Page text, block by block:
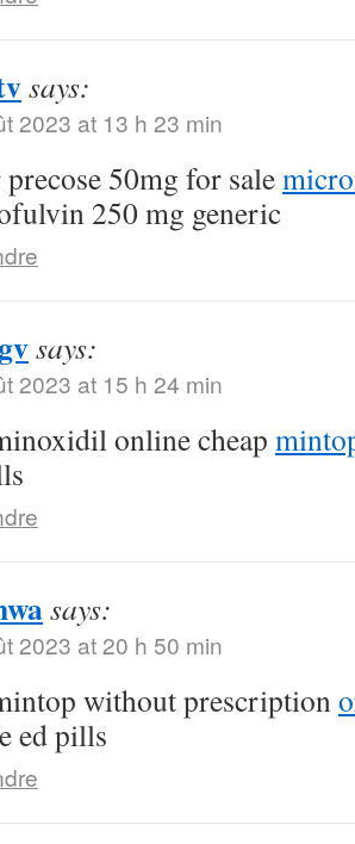
says:
2023 at 13 h 23 min
50mg for sale
250 mg generic
says:
2023 at 15 h 24 min
online cheap
says:
2023 at 20 h 50 min
without prescription
ed pills